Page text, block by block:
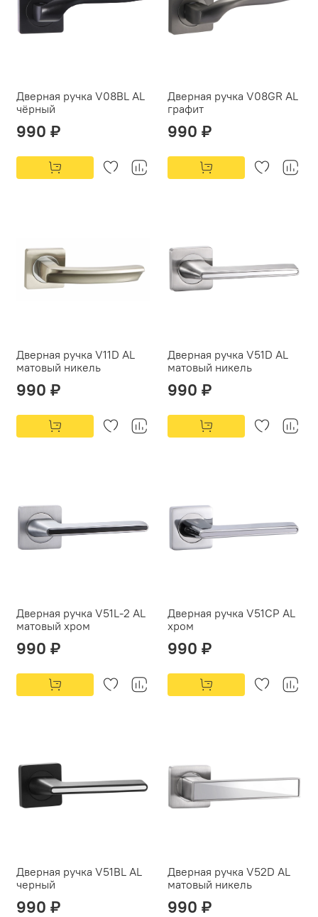
Дверная ручка V08BL AL
чёрный
990 ₽
Дверная ручка V08GR AL
графит
990 ₽
Дверная ручка V11D AL
матовый никель
990 ₽
Дверная ручка V51D AL
матовый никель
990 ₽
Дверная ручка V51L-2 AL
матовый хром
990 ₽
Дверная ручка V51CP AL
хром
990 ₽
Дверная ручка V51BL AL
черный
990 ₽
Дверная ручка V52D AL
матовый никель
990 ₽